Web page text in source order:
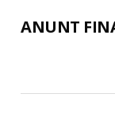
ANUNT